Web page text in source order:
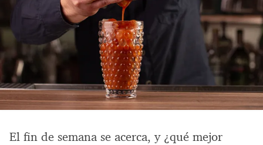
El fin de semana se acerca, y ¿qué mejor